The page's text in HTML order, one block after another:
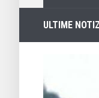
ULTIME
Viaggi di